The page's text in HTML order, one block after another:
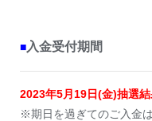
■入金受付期間
2023年5月19日(金)抽選
※期日を過ぎてのご入金